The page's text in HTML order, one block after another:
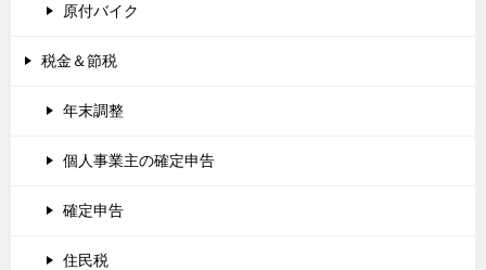
原付バイク
税金＆節税
年末調整
個人事業主の確定申告
確定申告
住民税